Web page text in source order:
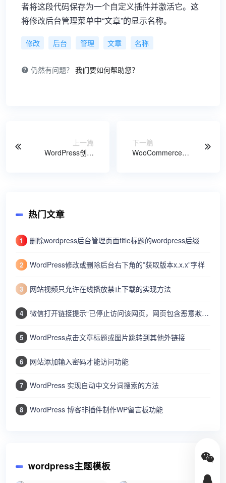
者将这段代码保存为一个自定义插件并激活它。这
将修改后台管理菜单中“文章”的显示名称。
修改 后台 管理 文章 名称
仍然有问题？ 我们要如何帮助您？
上一篇
WordPress创建
下一篇
WooCommerce根
热门文章
1 删除wordpress后台管理页面title标题的wordpress后缀
2 WordPress修改或删除后台右下角的”获取版本x.x.x”字样
3 网站视频只允许在线播放禁止下载的实现方法
4 微信打开链接提示“已停止访问该网页，网页包含恶意欺诈内容…”
5 WordPress点击文章标题或图片跳转到其他外链接
6 网站添加输入密码才能访问功能
7 WordPress 实现自动中文分词搜索的方法
8 WordPress 博客非插件制作WP留言板功能
wordpress主题模板